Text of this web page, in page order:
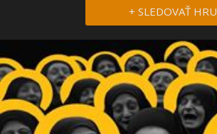
+ SLEDOVAŤ HRU